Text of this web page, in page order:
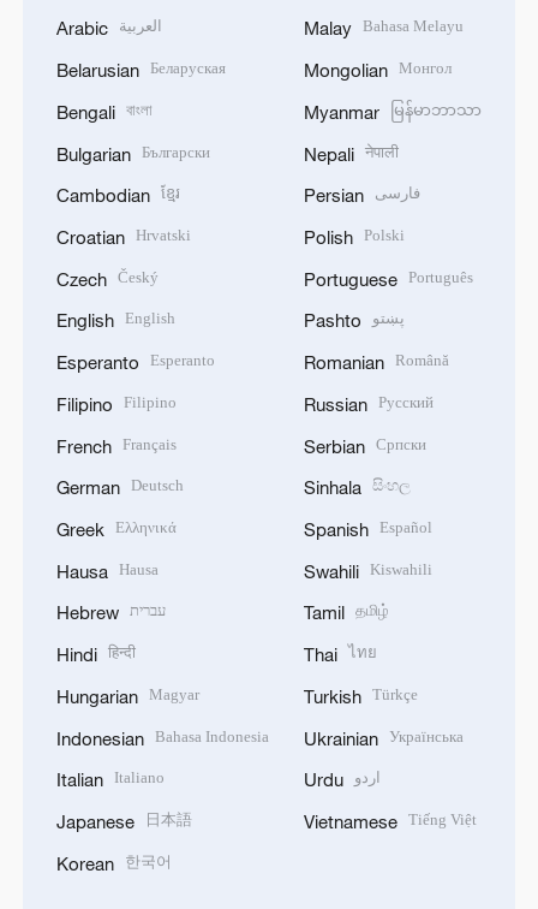
Arabic العربية
Belarusian Беларуская
Bengali বাংলা
Bulgarian Български
Cambodian ខ្មែរ
Croatian Hrvatski
Czech Český
English English
Esperanto Esperanto
Filipino Filipino
French Français
German Deutsch
Greek Ελληνικά
Hausa Hausa
Hebrew עברית
Hindi हिन्दी
Hungarian Magyar
Indonesian Bahasa Indonesia
Italian Italiano
Japanese 日本語
Korean 한국어
Malay Bahasa Melayu
Mongolian Монгол
Myanmar မြန်မာဘာသာ
Nepali नेपाली
Persian فارسی
Polish Polski
Portuguese Português
Pashto پښتو
Romanian Română
Russian Русский
Serbian Српски
Sinhala සිංහල
Spanish Español
Swahili Kiswahili
Tamil தமிழ்
Thai ไทย
Turkish Türkçe
Ukrainian Українська
Urdu اردو
Vietnamese Tiếng Việt